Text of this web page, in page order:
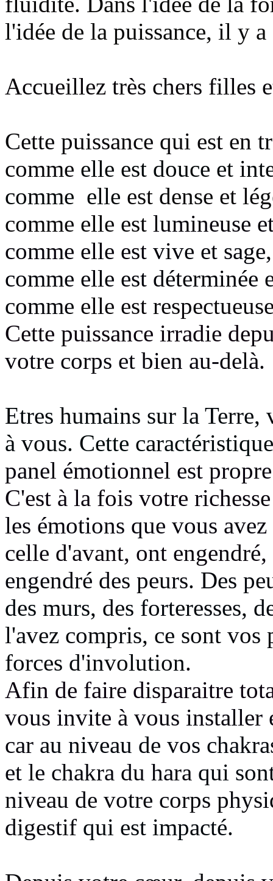
l'idée de la puissance, il y
Accueillez très chers filles
Cette puissance qui est en
comme elle est douce et
comme elle est dense et
comme elle est lumineuse
comme elle est vive et sage,
comme elle est déterminée
comme elle est
Cette puissance irradie
votre corps et bien au-delà.
Etres humains sur la Terre,
à vous. Cette
panel émotionnel est
C'est à la fois votre
les émotions que vous
celle d'avant, ont engendré,
engendré des peurs. Des
des murs, des forteresses,
l'avez compris, ce sont vos
forces d'involution.
Afin de faire disparaitre
vous invite à vous installer
car au niveau de vos
et le chakra du hara qui
niveau de votre corps
digestif qui est impacté.